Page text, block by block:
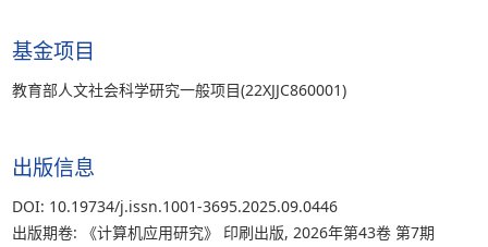
基金项目
教育部人文社会科学研究一般项目(22XJJC860001)
出版信息
DOI: 10.19734/j.issn.1001-3695.2025.09.0446
出版期卷: 《计算机应用研究》 印刷出版, 2026年第43卷 第7期